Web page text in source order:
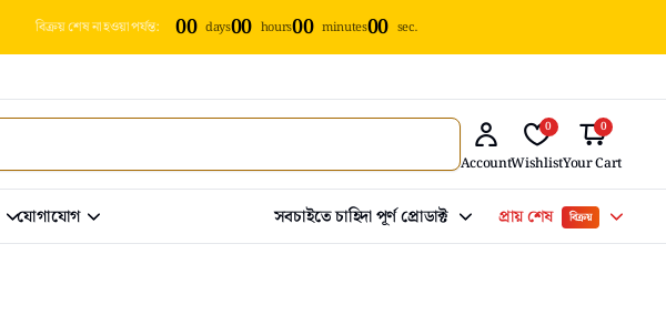
বিক্রয় শেষ না হওয়া পর্যন্ত: 00 days00 hours00 minutes00 sec.
Account
0
Wishlist
0
Your Cart
যোগাযোগ সবচাইতে চাহিদা পূর্ণ প্রোডাক্ট প্রায় শেষ বিক্রয়